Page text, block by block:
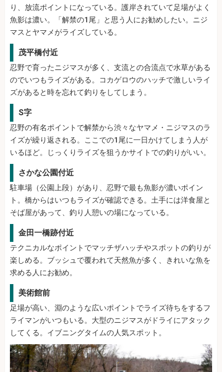
り、放流ポイントになっている。護岸されていて足場がよく
魚影は濃い。「解禁の1尾」と思う人にお勧めしたい。ニジ
マスとヤマメがライズしている。
茂平橋付近
忍野で育ったニジマスが多く、支流との合流点で水草がある
のでいつもライズがある。コカゲロウのハッチで激しいライ
ズがあると時を忘れて釣りをしてしまう。
S字
忍野の有名ポイントで解禁から渋々なヤマメ・ニジマスのラ
イズが繰り返される。ここでの1尾に一日かけてしまう人が
いるほど。じっくりライズを狙うかサイトでの釣りがいい。
さかな公園付近
駐車場（公園上段）があり、忍野で最も魚影が濃いポイン
ト。橋からはいつもライズが確認できる。土手には洋食屋と
そば屋があって、釣り人憩いの場になっている。
金田一橋跡付近
テクニカルなポイントでマッチザハッチやスポットの釣りが
楽しめる。ブッシュで覆われて天然魚が多く、きれいな魚を
求める人にお勧め。
美術館前
足場が高い、淵のような広いポイントでライズ待ちをするフ
ライマンがいつもいる。大型のニジマスがドライにアタック
してくる。イブニングタイムの人気スポット。